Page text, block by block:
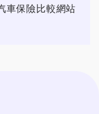
車保險比較網站